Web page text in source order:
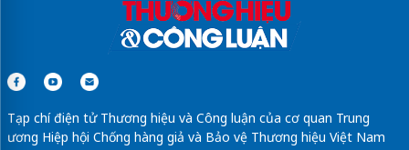
Tạp chí điện tử Thương hiệu và Công luận của cơ quan Trung
ương Hiệp hội Chống hàng giả và Bảo vệ Thương hiệu Việt Nam